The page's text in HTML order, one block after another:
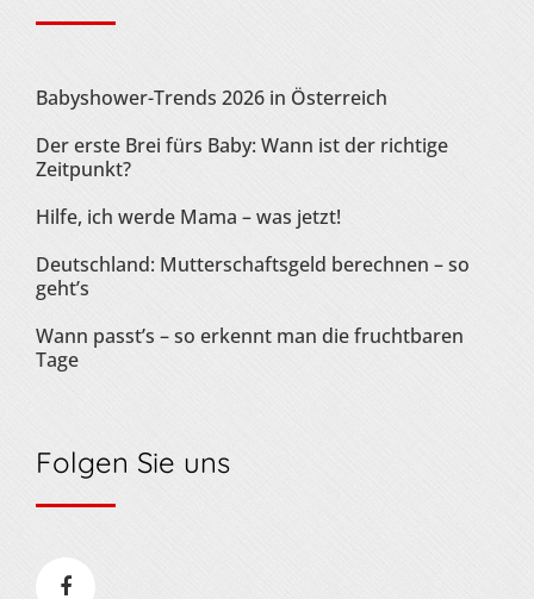
Babyshower-Trends 2026 in Österreich
Der erste Brei fürs Baby: Wann ist der richtige
Zeitpunkt?
Hilfe, ich werde Mama – was jetzt!
Deutschland: Mutterschaftsgeld berechnen – so
geht’s
Wann passt’s – so erkennt man die fruchtbaren
Tage
Folgen Sie uns